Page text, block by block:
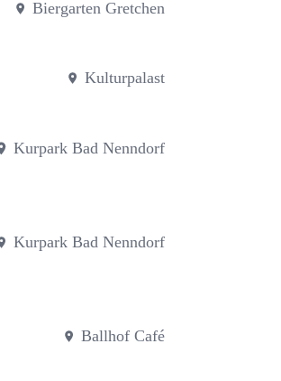
Biergarten Gretchen
Kulturpalast
Kurpark Bad Nenndorf
Kurpark Bad Nenndorf
Ballhof Café